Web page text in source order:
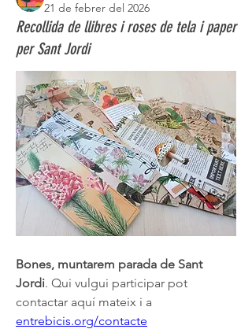
21 de febrer del 2026
Recollida de llibres i roses de tela i paper
per Sant Jordi
Bones, muntarem parada de Sant
Jordi. Qui vulgui participar pot
entrebicis.org/contacte